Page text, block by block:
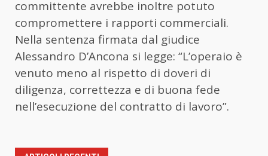
committente avrebbe inoltre potuto
compromettere i rapporti commerciali.
Nella sentenza firmata dal giudice
Alessandro D’Ancona si legge: “L’operaio è
venuto meno al rispetto di doveri di
diligenza, correttezza e di buona fede
nell’esecuzione del contratto di lavoro”.